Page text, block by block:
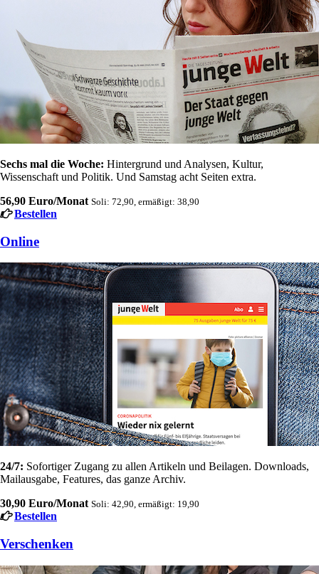
Sechs mal die Woche: Hintergrund und Analysen, Kultur,
Wissenschaft und Politik. Und Samstag acht Seiten extra.
56,90 Euro/Monat Soli: 72,90, ermäßigt: 38,90
Bestellen
Online
24/7: Sofortiger Zugang zu allen Artikeln und Beilagen. Downloads,
Mailausgabe, Features, das ganze Archiv.
30,90 Euro/Monat Soli: 42,90, ermäßigt: 19,90
Bestellen
Verschenken